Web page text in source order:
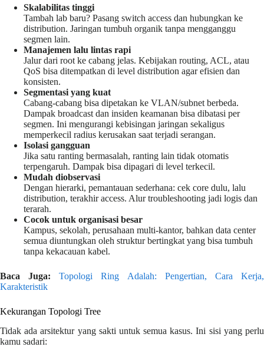
Skalabilitas tinggi
Tambah lab baru? Pasang switch access dan hubungkan ke
distribution. Jaringan tumbuh organik tanpa mengganggu
segmen lain.
Manajemen lalu lintas rapi
Jalur dari root ke cabang jelas. Kebijakan routing, ACL, atau
QoS bisa ditempatkan di level distribution agar efisien dan
konsisten.
Segmentasi yang kuat
Cabang-cabang bisa dipetakan ke VLAN/subnet berbeda.
Dampak broadcast dan insiden keamanan bisa dibatasi per
segmen. Ini mengurangi kebisingan jaringan sekaligus
memperkecil radius kerusakan saat terjadi serangan.
Isolasi gangguan
Jika satu ranting bermasalah, ranting lain tidak otomatis
terpengaruh. Dampak bisa dipagari di level terkecil.
Mudah diobservasi
Dengan hierarki, pemantauan sederhana: cek core dulu, lalu
distribution, terakhir access. Alur troubleshooting jadi logis dan
terarah.
Cocok untuk organisasi besar
Kampus, sekolah, perusahaan multi-kantor, bahkan data center
semua diuntungkan oleh struktur bertingkat yang bisa tumbuh
tanpa kekacauan kabel.
Baca Juga:
Topologi Ring Adalah: Pengertian, Cara Kerja,
Karakteristik
Kekurangan Topologi Tree
Tidak ada arsitektur yang sakti untuk semua kasus. Ini sisi yang perlu
kamu sadari: